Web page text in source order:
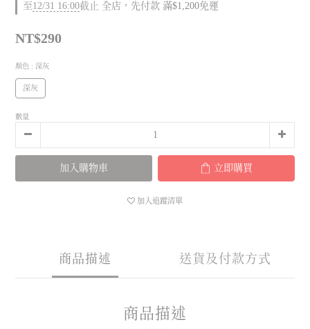
至12/31 16:00截止 全店，先付款 滿$1,200免運
NT$290
顏色 : 深灰
深灰
數量
加入購物車 立即購買
加入追蹤清單
商品描述 送貨及付款方式
商品描述